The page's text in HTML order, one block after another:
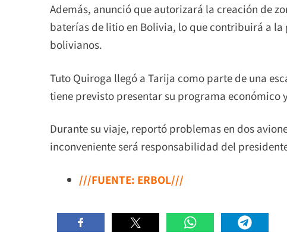
Además, anunció que autorizará la creación de
baterías de litio en Bolivia, lo que contribuirá a
bolivianos.
Tuto Quiroga llegó a Tarija como parte de una
tiene previsto presentar su programa económico
Durante su viaje, reportó problemas en dos
inconveniente será responsabilidad del
///FUENTE: ERBOL///